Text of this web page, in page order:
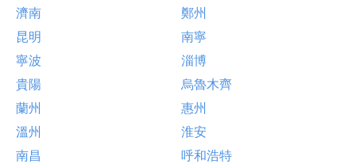
濟南
鄭州
昆明
南寧
寧波
淄博
貴陽
烏魯木齊
蘭州
惠州
溫州
淮安
南昌
呼和浩特